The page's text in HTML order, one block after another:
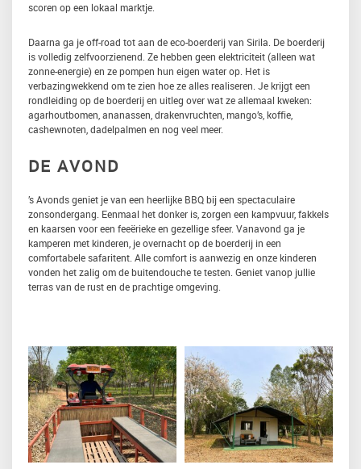
scoren op een lokaal marktje.
Daarna ga je off-road tot aan de eco-boerderij van Sirila. De boerderij
is volledig zelfvoorzienend. Ze hebben geen elektriciteit (alleen wat
zonne-energie) en ze pompen hun eigen water op. Het is
verbazingwekkend om te zien hoe ze alles realiseren. Je krijgt een
rondleiding op de boerderij en uitleg over wat ze allemaal kweken:
agarhoutbomen, ananassen, drakenvruchten, mango’s, koffie,
cashewnoten, dadelpalmen en nog veel meer.
DE AVOND
’s Avonds geniet je van een heerlijke BBQ bij een spectaculaire
zonsondergang. Eenmaal het donker is, zorgen een kampvuur, fakkels
en kaarsen voor een feeërieke en gezellige sfeer. Vanavond ga je
kamperen met kinderen, je overnacht op de boerderij in een
comfortabele safaritent. Alle comfort is aanwezig en onze kinderen
vonden het zalig om de buitendouche te testen. Geniet vanop jullie
terras van de rust en de prachtige omgeving.